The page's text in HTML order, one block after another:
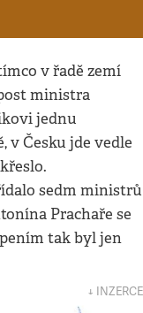
v řadě zemí
ministra
jednu
v Česku jde vedle
sedm ministrů
Prachaře se
tak byl jen
↓ INZERCE